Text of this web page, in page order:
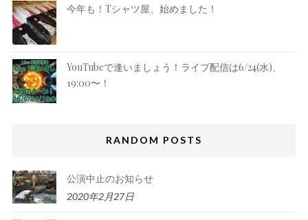
今年も！Tシャツ屋、始めました！
YouTubeで逢いましょう！ライブ配信は6/24(水)、
19:00〜！
RANDOM POSTS
公演中止のお知らせ
2020年2月27日